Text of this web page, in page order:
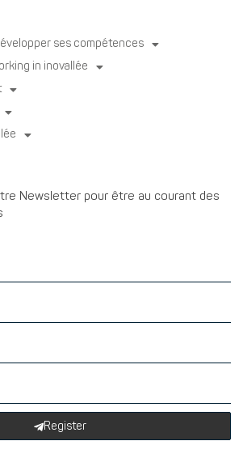
ses compétences
in inovallée
Newsletter pour être au courant des
Register